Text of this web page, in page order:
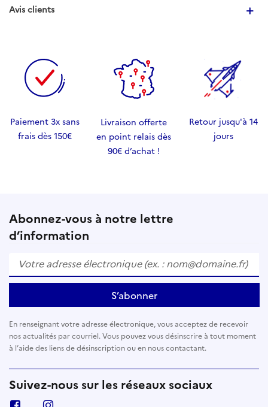
Avis clients
Paiement 3x sans
frais dès 150€
Livraison offerte
en point relais dès
90€ d’achat !
Retour jusqu'à 14
jours
Abonnez-vous à notre lettre
d’information
S’abonner
En renseignant votre adresse électronique, vous acceptez de recevoir
nos actualités par courriel. Vous pouvez vous désinscrire à tout moment
à l’aide des liens de désinscription ou en nous contactant.
Suivez-nous sur les réseaux sociaux